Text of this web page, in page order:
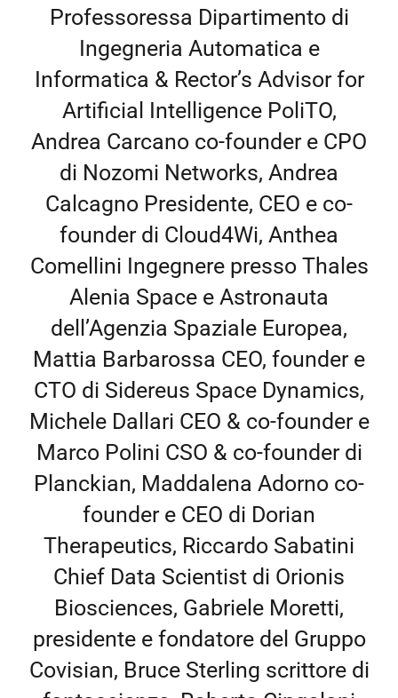
Professoressa Dipartimento di
Ingegneria Automatica e
Informatica & Rector’s Advisor for
Artificial Intelligence PoliTO,
Andrea Carcano co-founder e CPO
di Nozomi Networks, Andrea
Calcagno Presidente, CEO e co-
founder di Cloud4Wi, Anthea
Comellini Ingegnere presso Thales
Alenia Space e Astronauta
dell’Agenzia Spaziale Europea,
Mattia Barbarossa CEO, founder e
CTO di Sidereus Space Dynamics,
Michele Dallari CEO & co-founder e
Marco Polini CSO & co-founder di
Planckian, Maddalena Adorno co-
founder e CEO di Dorian
Therapeutics, Riccardo Sabatini
Chief Data Scientist di Orionis
Biosciences, Gabriele Moretti,
presidente e fondatore del Gruppo
Covisian, Bruce Sterling scrittore di